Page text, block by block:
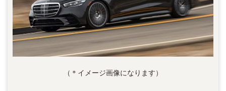
（＊イメージ画像になります）